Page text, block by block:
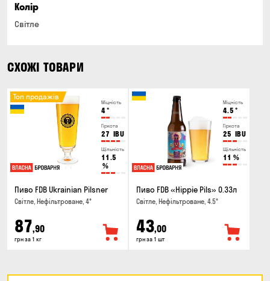
Колір
Світле
СХОЖІ ТОВАРИ
Міцність
4°
Гіркота
27 IBU
Щільність
11.5
%
Топ продажів
Пиво FDB Ukrainian Pilsner
Світле, Нефільтроване, 4°
87,90
грн за 1 кг
Міцність
4.5 °
Гіркота
25 IBU
Щільність
11 %
Пиво FDB «Hippie Pils» 0.33л
Світле, Нефільтроване, 4.5°
43,00
грн за 1 шт